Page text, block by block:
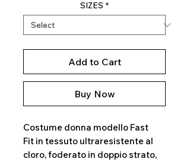
SIZES *
Add to Cart
Buy Now
Costume donna modello Fast
Fit in tessuto ultraresistente al
cloro, foderato in doppio strato,